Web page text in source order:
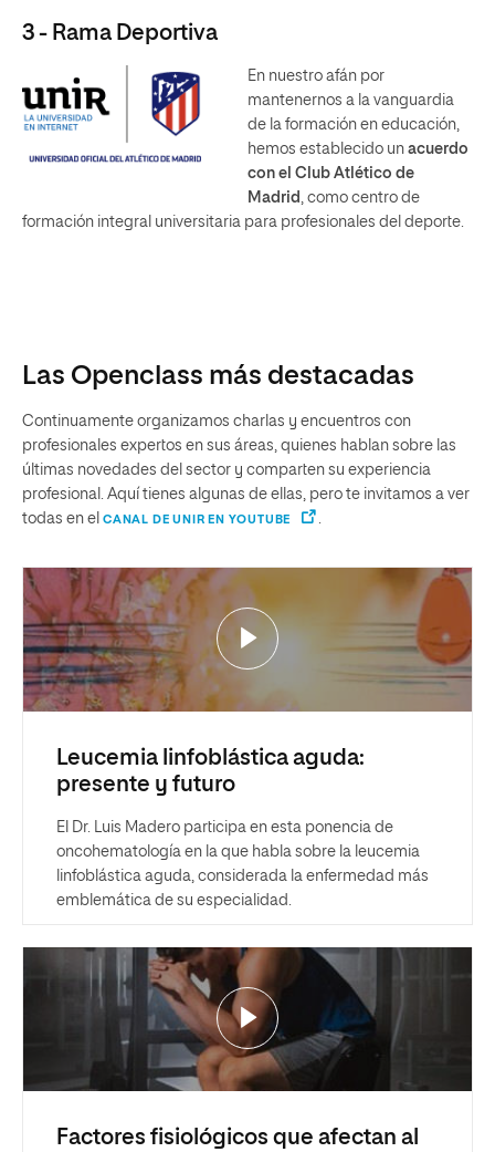
3 - Rama Deportiva
En nuestro afán por
mantenernos a la vanguardia
de la formación en educación,
hemos establecido un acuerdo
con el Club Atlético de
Madrid, como centro de
formación integral universitaria para profesionales del deporte.
Las Openclass más destacadas
Continuamente organizamos charlas y encuentros con
profesionales expertos en sus áreas, quienes hablan sobre las
últimas novedades del sector y comparten su experiencia
profesional. Aquí tienes algunas de ellas, pero te invitamos a ver
todas en el CANAL DE UNIR EN YOUTUBE .
Leucemia linfoblástica aguda:
presente y futuro
El Dr. Luis Madero participa en esta ponencia de
oncohematología en la que habla sobre la leucemia
linfoblástica aguda, considerada la enfermedad más
emblemática de su especialidad.
Factores fisiológicos que afectan al